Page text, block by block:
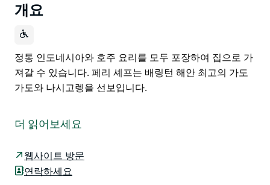
개요
정통 인도네시아와 호주 요리를 모두 포장하여 집으로 가
져갈 수 있습니다. 페리 셰프는 배링턴 해안 최고의 가도
가도와 나시고렝을 선보입니다.
져갈 수 있습니다.
선보입니다.
더 읽어보세요
웹사이트 방문
연락하세요